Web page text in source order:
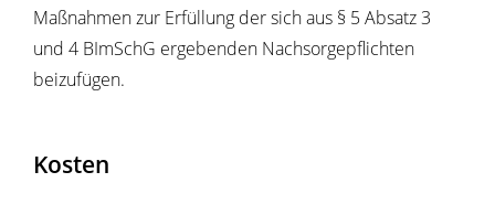
Maßnahmen zur Erfüllung der sich aus § 5 Absatz 3
und 4 BImSchG ergebenden Nachsorgepflichten
beizufügen.
Kosten